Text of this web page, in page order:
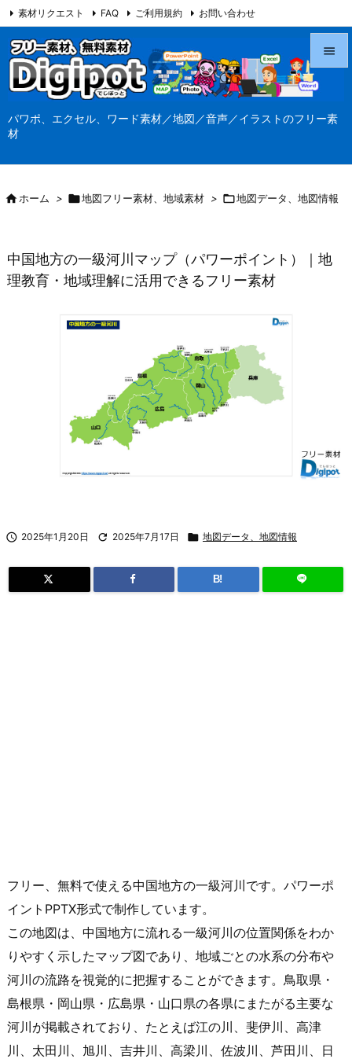
パワポ、エクセル、ワード素材／地図／音声／イラストのフリー素
材




検索
素材リクエスト FAQ ご利用規約 お問い合わせ
当サイト（Digipot.net）について
ホーム > 地図フリー素材、地域素材 > 地図データ、地図情報
中国地方の一級河川マップ（パワーポイント）｜地
理教育・地域理解に活用できるフリー素材
 2025年1月20日  2025年7月17日  地図データ、地図情報
B!
フリー、無料で使える中国地方の一級河川です。パワーポ
イントPPTX形式で制作しています。
この地図は、中国地方に流れる一級河川の位置関係をわか
りやすく示したマップ図であり、地域ごとの水系の分布や
河川の流路を視覚的に把握することができます。鳥取県・
島根県・岡山県・広島県・山口県の各県にまたがる主要な
河川が掲載されており、たとえば江の川、斐伊川、高津
川、太田川、旭川、吉井川、高梁川、佐波川、芦田川、日